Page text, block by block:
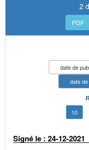
2
PDF
date de
date
10
Signé le : 24-12-2021